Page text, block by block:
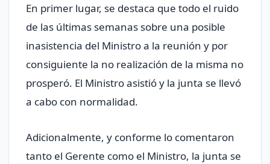
En primer lugar, se destaca que todo el ruido
de las últimas semanas sobre una posible
inasistencia del Ministro a la reunión y por
consiguiente la no realización de la misma no
prosperó. El Ministro asistió y la junta se llevó
a cabo con normalidad.
Adicionalmente, y conforme lo comentaron
tanto el Gerente como el Ministro, la junta se